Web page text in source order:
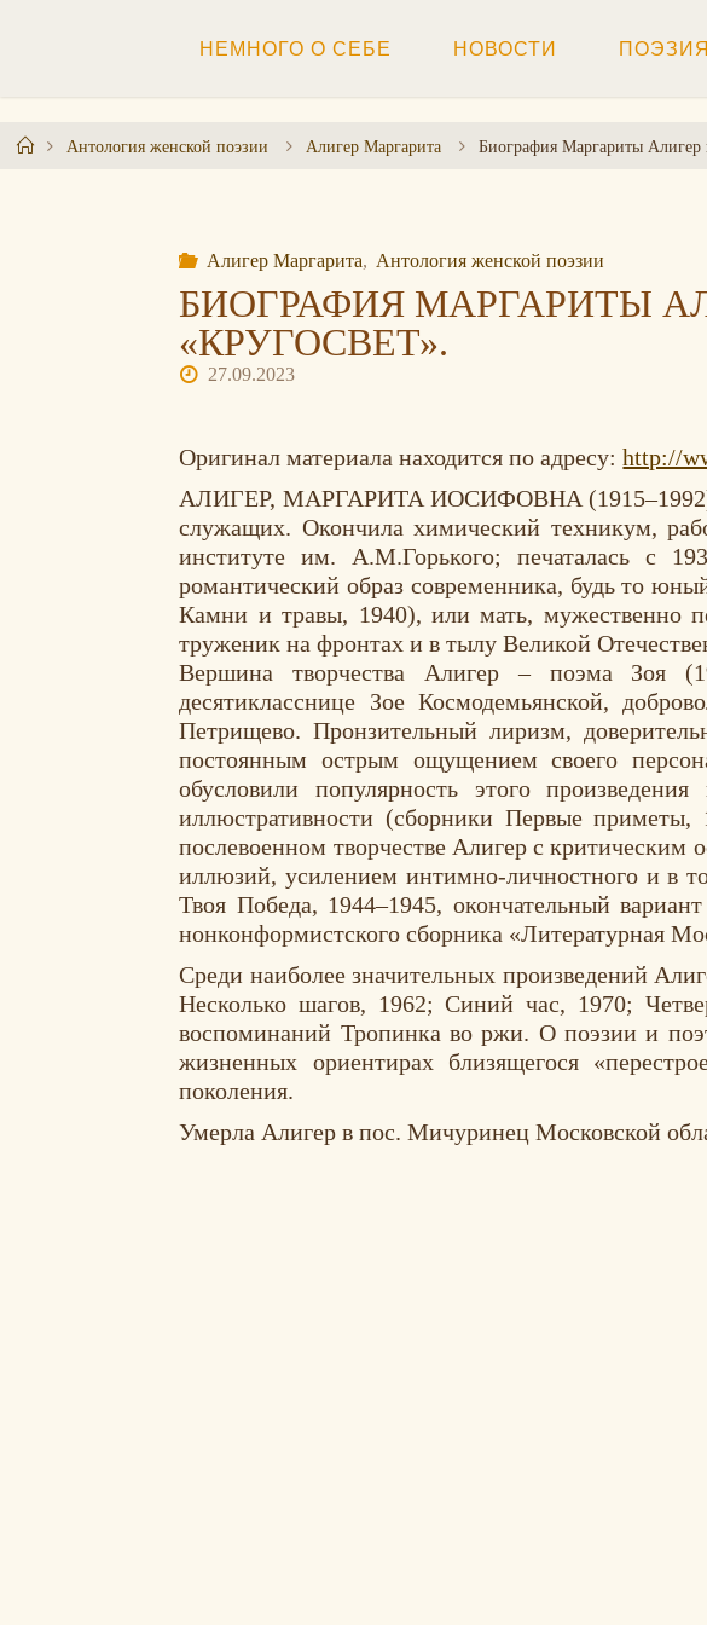
содержимому
НЕМНОГО О СЕБЕ НОВОСТИ ПОЭЗИЯ
ГлавнаяАнтология женской поэзии Алигер Маргарита Биография Маргариты Алигер
Алигер Маргарита, Антология женской поэзии
БИОГРАФИЯ МАРГАРИТЫ
«КРУГОСВЕТ».
27.09.2023
Оригинал материала находится по адресу:http://
АЛИГЕР, МАРГАРИТА ИОСИФОВНА (1915–1992),
служащих. Окончила химический техникум,
институте им. А.М.Горького; печаталась с
романтический образ современника, будь то
Камни и травы, 1940), или мать, мужественно
труженик на фронтах и в тылу Великой
Вершина творчества Алигер – поэма Зоя
десятикласснице Зое Космодемьянской,
Петрищево. Пронзительный лиризм,
постоянным острым ощущением своего
обусловили популярность этого
иллюстративности (сборники Первые
послевоенном творчестве Алигер с критическим
иллюзий, усилением интимно-личностного и в
Твоя Победа, 1944–1945, окончательный
нонконформистского сборника «Литературная
Среди наиболее значительных произведений
Несколько шагов, 1962; Синий час, 1970;
воспоминаний Тропинка во ржи. О поэзии и
жизненных ориентирах близящегося
поколения.
Умерла Алигер в пос. Мичуринец Московской